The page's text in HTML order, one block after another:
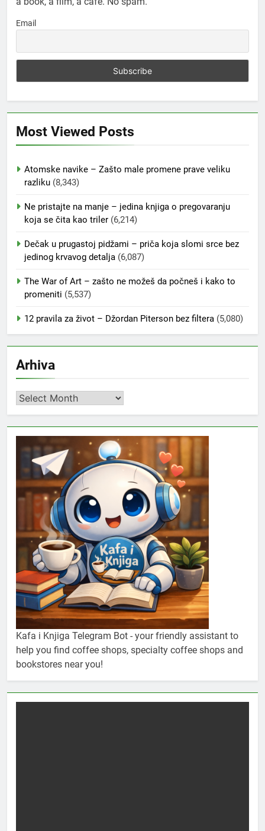
Email
Most Viewed Posts
Atomske navike – Zašto male promene prave veliku
razliku (8,343)
Ne pristajte na manje – jedina knjiga o pregovaranju
koja se čita kao triler (6,214)
Dečak u prugastoj pidžami – priča koja slomi srce bez
jedinog krvavog detalja (6,087)
The War of Art – zašto ne možeš da počneš i kako to
promeniti (5,537)
12 pravila za život – Džordan Piterson bez filtera (5,080)
Arhiva
Arhiva
Kafa i Knjiga Telegram Bot - your friendly assistant to
help you find coffee shops, specialty coffee shops and
bookstores near you!